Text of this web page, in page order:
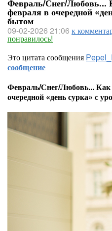
Февраль/Снег/Любовь...
февраля в очередной
бытом
09-02-2026 21:06 к
понравилось!
Это цитата сообщения
сообщение
Февраль/Снег/Любовь... Как
очередной «день сурка» с